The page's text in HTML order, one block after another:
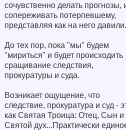
сочувственно делать прогнозы,
сопереживать потерпевшему,
представляя как на него давили.
До тех пор, пока "мы" будем
"мириться" и будет происходить
сращивание следствия,
прокуратуры и суда.
Возникает ощущение, что
следствие, прокуратура и суд -
как Святая Троица: Отец, Сын и
Святой дух...Практически